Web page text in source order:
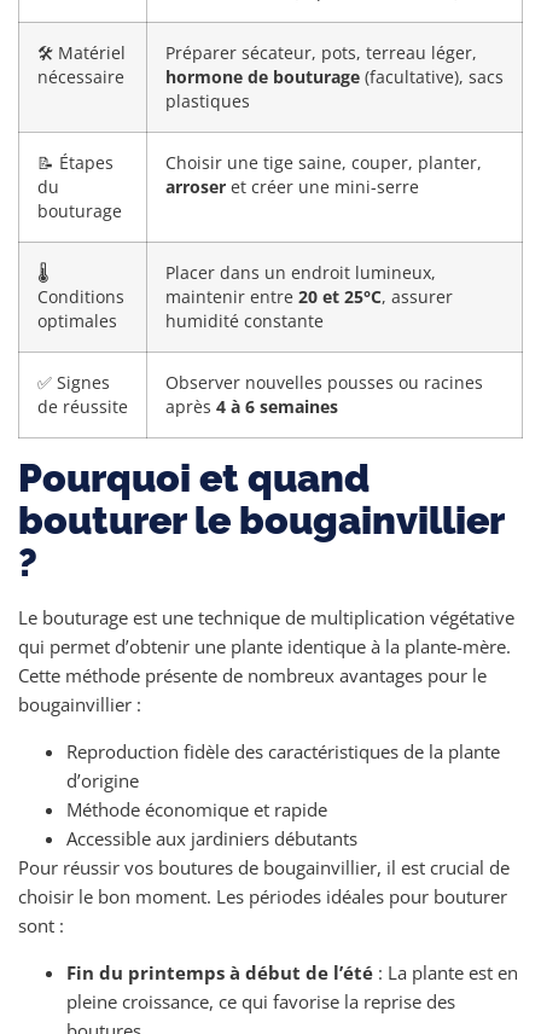
🛠️ Matériel
nécessaire
Préparer sécateur, pots, terreau léger,
hormone de bouturage (facultative), sacs
plastiques
📝 Étapes
du
bouturage
Choisir une tige saine, couper, planter,
arroser et créer une mini-serre
🌡️
Conditions
optimales
Placer dans un endroit lumineux,
maintenir entre 20 et 25°C, assurer
humidité constante
✅ Signes
de réussite
Observer nouvelles pousses ou racines
après 4 à 6 semaines
Pourquoi et quand
bouturer le bougainvillier
?
Le bouturage est une technique de multiplication végétative
qui permet d’obtenir une plante identique à la plante-mère.
Cette méthode présente de nombreux avantages pour le
bougainvillier :
Reproduction fidèle des caractéristiques de la plante
d’origine
Méthode économique et rapide
Accessible aux jardiniers débutants
Pour réussir vos boutures de bougainvillier, il est crucial de
choisir le bon moment. Les périodes idéales pour bouturer
sont :
Fin du printemps à début de l’été : La plante est en
pleine croissance, ce qui favorise la reprise des